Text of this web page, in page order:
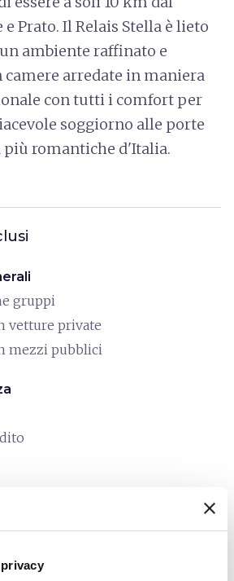
Prato. Il Relais Stella è lieto
ambiente raffinato e
camere arredate in maniera
con tutti i comfort per
soggiorno alle porte
più romantiche d'Italia.
gruppi
vetture private
mezzi pubblici